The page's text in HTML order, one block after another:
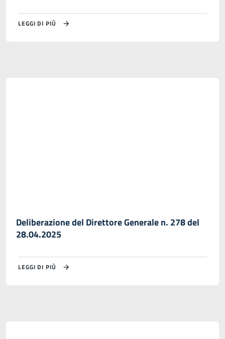
LEGGI DI PIÙ
Deliberazione del Direttore Generale n. 278 del
28.04.2025
LEGGI DI PIÙ